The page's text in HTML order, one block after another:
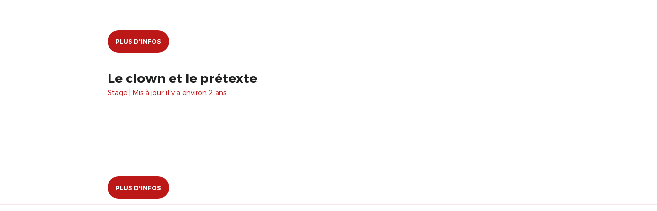
PLUS D'INFOS
Le clown et le prétexte
Stage | Mis à jour il y a environ 2 ans.
PLUS D'INFOS